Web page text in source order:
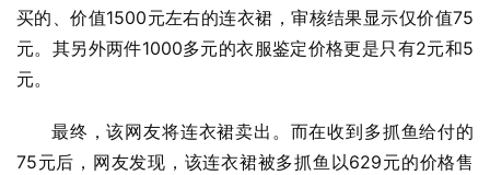
买的、价值1500元左右的连衣裙，审核结果显示仅价值75
元。其另外两件1000多元的衣服鉴定价格更是只有2元和5
元。
最终，该网友将连衣裙卖出。而在收到多抓鱼给付的
75元后，网友发现，该连衣裙被多抓鱼以629元的价格售